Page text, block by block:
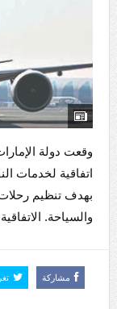
وقعت دولة
اتفاقية لخدمات
بهدف تنظيم
والسياحة.
مشاركة